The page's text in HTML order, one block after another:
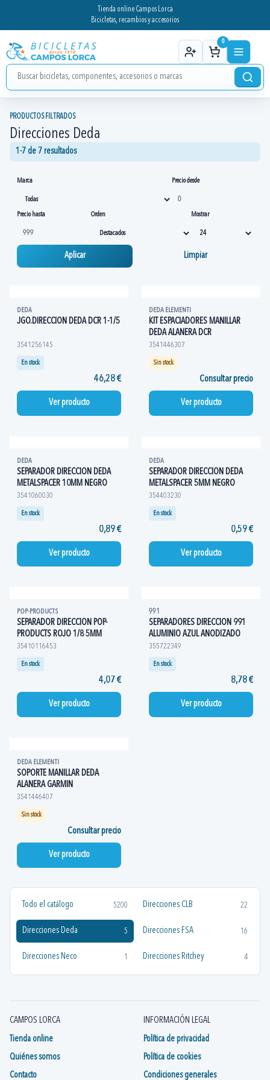
Tienda online Campos Lorca
Bicicletas, recambios y accesorios
0
Todo el catálogo 5200 Direcciones CLB 22
Direcciones Deda 5 Direcciones FSA 16
Direcciones Neco 1 Direcciones Ritchey 4
PRODUCTOS FILTRADOS
Direcciones Deda
1-7 de 7 resultados
Marca Precio desde
Precio hasta Orden Mostrar
Aplicar Limpiar
DEDA
JGO.DIRECCION DEDA DCR 1-1/5
3541256145
En stock
46,28 €
Ver producto
DEDA ELEMENTI
KIT ESPACIADORES MANILLAR
DEDA ALANERA DCR
3541446307
Sin stock
Consultar precio
Ver producto
DEDA
SEPARADOR DIRECCION DEDA
METALSPACER 10MM NEGRO
3541060030
En stock
0,89 €
Ver producto
DEDA
SEPARADOR DIRECCION DEDA
METALSPACER 5MM NEGRO
354403230
En stock
0,59 €
Ver producto
POP-PRODUCTS
SEPARADOR DIRECCION POP-
PRODUCTS ROJO 1/8 5MM
35410116453
En stock
4,07 €
Ver producto
991
SEPARADORES DIRECCION 991
ALUMINIO AZUL ANODIZADO
355722349
En stock
8,78 €
Ver producto
DEDA ELEMENTI
SOPORTE MANILLAR DEDA
ALANERA GARMIN
3541446407
Sin stock
Consultar precio
Ver producto
CAMPOS LORCA
Tienda online
Quiénes somos
Contacto
INFORMACIÓN LEGAL
Política de privacidad
Política de cookies
Condiciones generales